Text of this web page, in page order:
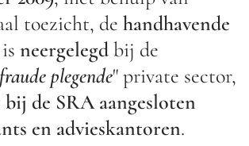
toezicht, de handhavende
is neergelegdbij de
plegende" private sector,
bij de SRA aangesloten
en advieskantoren.